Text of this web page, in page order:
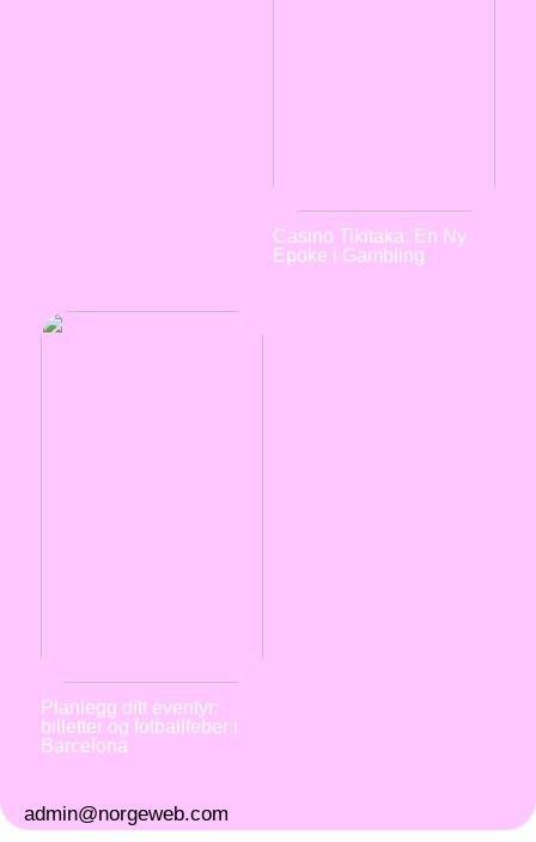
Casino Tikitaka: En Ny
Epoke i Gambling
Planlegg ditt eventyr:
billetter og fotballfeber i
Barcelona
admin@norgeweb.com